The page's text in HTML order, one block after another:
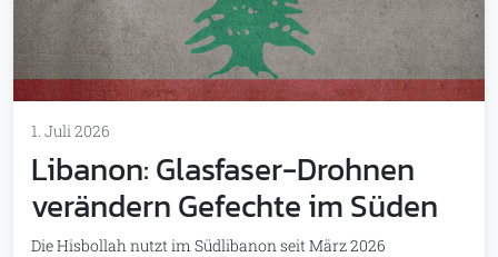
1. Juli 2026
Libanon: Glasfaser-Drohnen
verändern Gefechte im Süden
Die Hisbollah nutzt im Südlibanon seit März 2026